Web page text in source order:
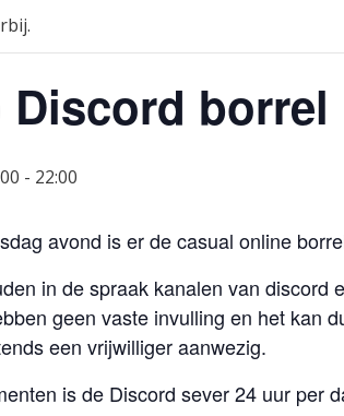
Discord borrel
- 22:00
avond is er de casual online
in de spraak kanalen van
geen vaste invulling en het kan
een vrijwilliger aanwezig.
is de Discord sever 24 uur per